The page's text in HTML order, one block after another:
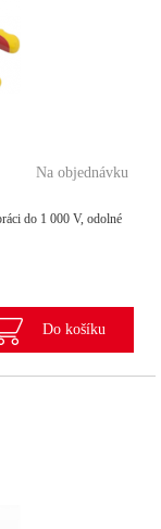
Na objednávku
do 1 000 V, odolné
Do košíku